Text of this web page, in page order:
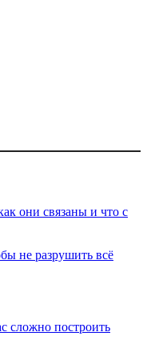
они связаны и что с
не разрушить всё
сложно построить